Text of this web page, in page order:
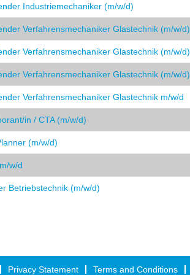
Industriemechaniker (m/w/d)
Verfahrensmechaniker Glastechnik (m/w/d)
Verfahrensmechaniker Glastechnik (m/w/d)
Verfahrensmechaniker Glastechnik (m/w/d)
Verfahrensmechaniker Glastechnik m/w/d
in / CTA (m/w/d)
(m/w/d)
w/d
Betriebstechnik (m/w/d)
Privacy Statement Terms and Conditions